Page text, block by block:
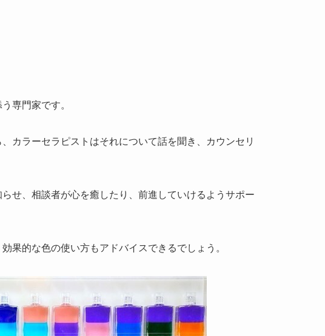
専門家です。
カラーセラピストはそれについて話を聞き、カウンセリ
せ、相談者が心を癒したり、前進していけるようサポー
果的な色の使い方もアドバイスできるでしょう。